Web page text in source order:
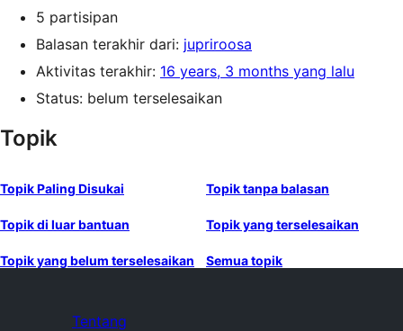
5 partisipan
Balasan terakhir dari: jupriroosa
Aktivitas terakhir: 16 years, 3 months yang lalu
Status: belum terselesaikan
Topik
Topik Paling Disukai Topik tanpa balasan
Topik di luar bantuan Topik yang terselesaikan
Topik yang belum terselesaikan Semua topik
Tentang